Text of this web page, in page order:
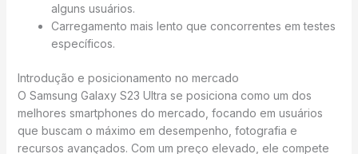
alguns usuários.
Carregamento mais lento que concorrentes em testes
específicos.
Introdução e posicionamento no mercado
O Samsung Galaxy S23 Ultra se posiciona como um dos
melhores smartphones do mercado, focando em usuários
que buscam o máximo em desempenho, fotografia e
recursos avançados. Com um preço elevado, ele compete